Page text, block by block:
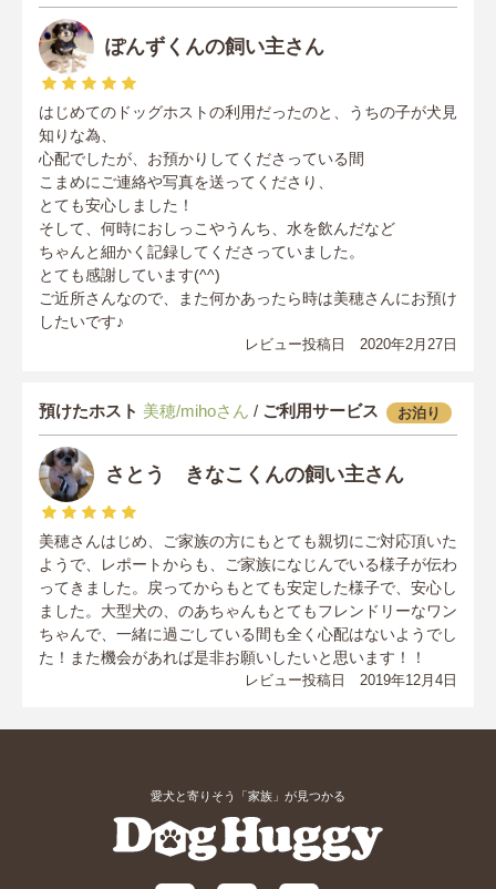
ぽんずくんの飼い主さん
はじめてのドッグホストの利用だったのと、うちの子が犬見
知りな為、
心配でしたが、お預かりしてくださっている間
こまめにご連絡や写真を送ってくださり、
とても安心しました！
そして、何時におしっこやうんち、水を飲んだなど
ちゃんと細かく記録してくださっていました。
とても感謝しています(^^)
ご近所さんなので、また何かあったら時は美穂さんにお預け
したいです♪
レビュー投稿日 2020年2月27日
預けたホスト 美穂/mihoさん / ご利用サービス お泊り
さとう きなこくんの飼い主さん
美穂さんはじめ、ご家族の方にもとても親切にご対応頂いた
ようで、レポートからも、ご家族になじんでいる様子が伝わ
ってきました。戻ってからもとても安定した様子で、安心し
ました。大型犬の、のあちゃんもとてもフレンドリーなワン
ちゃんで、一緒に過ごしている間も全く心配はないようでし
た！また機会があれば是非お願いしたいと思います！！
レビュー投稿日 2019年12月4日
愛犬と寄りそう「家族」が見つかる